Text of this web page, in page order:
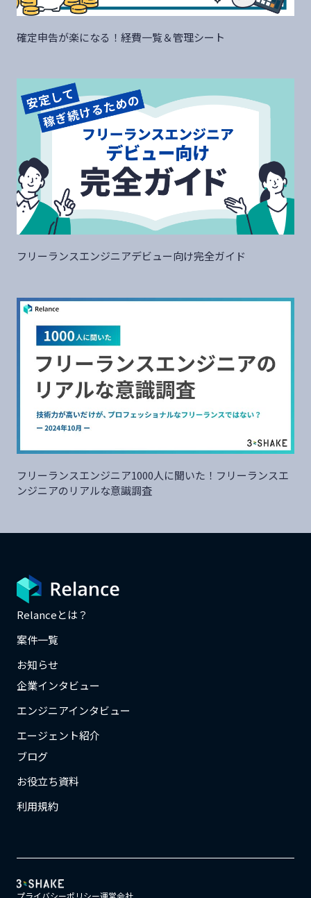
確定申告が楽になる！経費一覧＆管理シート
フリーランスエンジニアデビュー向け完全ガイド
フリーランスエンジニア1000人に聞いた！フリーランスエ
ンジニアのリアルな意識調査
Relanceとは？
案件一覧
お知らせ
企業インタビュー
エンジニアインタビュー
エージェント紹介
ブログ
お役立ち資料
利用規約
プライバシーポリシー運営会社